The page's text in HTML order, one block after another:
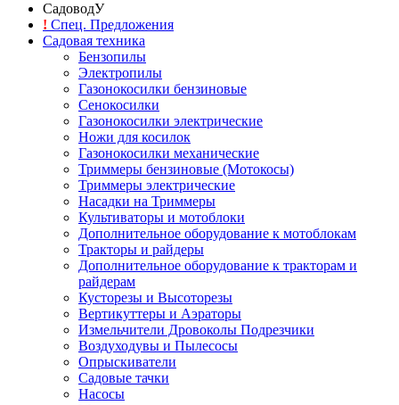
СадоводУ
! Спец. Предложения
Садовая техника
Бензопилы
Электропилы
Газонокосилки бензиновые
Сенокосилки
Газонокосилки электрические
Ножи для косилок
Газонокосилки механические
Триммеры бензиновые (Мотокосы)
Триммеры электрические
Насадки на Триммеры
Культиваторы и мотоблоки
Дополнительное оборудование к мотоблокам
Тракторы и райдеры
Дополнительное оборудование к тракторам и
райдерам
Кусторезы и Высоторезы
Вертикуттеры и Аэраторы
Измельчители Дровоколы Подрезчики
Воздуходувы и Пылесосы
Опрыскиватели
Садовые тачки
Насосы